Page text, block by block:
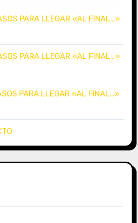
PARA LLEGAR «AL FINAL…»
PARA LLEGAR «AL FINAL…»
PARA LLEGAR «AL FINAL…»